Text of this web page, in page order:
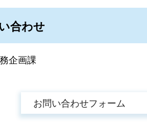
合わせ
企画課